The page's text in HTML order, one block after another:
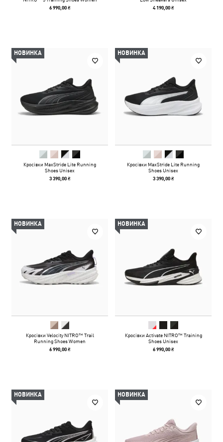
6 990,00 ₴ 4 190,00 ₴
НОВИНКА
Кросівки MaxStride Lite Running
Shoes Unisex
3 390,00 ₴
НОВИНКА
Кросівки MaxStride Lite Running
Shoes Unisex
3 390,00 ₴
НОВИНКА
Кросівки Velocity NITRO™ Trail
Running Shoes Women
6 990,00 ₴
НОВИНКА
Кросівки Activate NITRO™ Training
Shoes Unisex
6 990,00 ₴
НОВИНКА НОВИНКА